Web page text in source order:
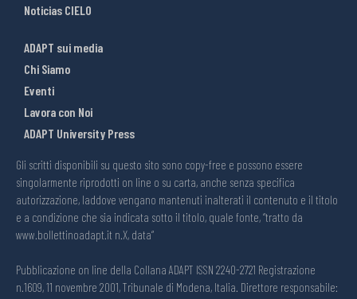
Noticias CIELO
ADAPT sui media
Chi Siamo
Eventi
Lavora con Noi
ADAPT University Press
Gli scritti disponibili su questo sito sono copy-free e possono essere
singolarmente riprodotti on line o su carta, anche senza specifica
autorizzazione, laddove vengano mantenuti inalterati il contenuto e il titolo
e a condizione che sia indicata sotto il titolo, quale fonte, “tratto da
www.bollettinoadapt.it n.X, data“
Pubblicazione on line della Collana ADAPT ISSN 2240-2721 Registrazione
n.1609, 11 novembre 2001, Tribunale di Modena, Italia. Direttore responsabile: